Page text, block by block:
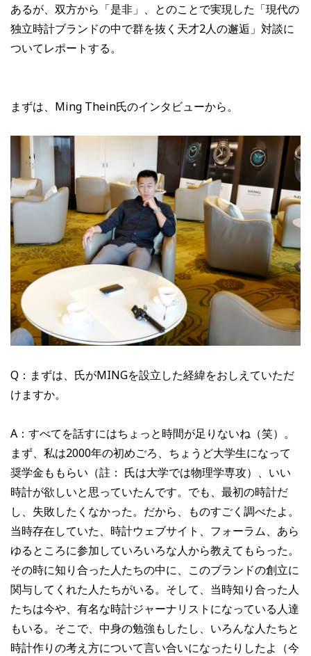
あるが、双方から「是非」、とのことで実現した「現代の
独立時計ブランドの中で群を抜く天才2人の邂逅」対談に
ついてレポートする。
まずは、Ming Thein氏のインタビューから。
Q：まずは、氏がMINGを設立した経緯をおしえていただ
けますか。
A：すべてを話すにはちょっと時間が足りないね（笑）。
まず、私は2000年の初めごろ、ちょうど大学生になって
奨学金ももらい（註： 氏は大学では物理学専攻）、いい
時計が欲しいと思っていたんです。でも、最初の時計だ
し、失敗したくなかった。だから、ものすごく調べたよ。
当時存在していた、時計ウェブサイト、フォーラム、あら
ゆるところに参加していろいろな人から教えてもらった。
その時に知り合った人たちの中に、このブランドの創立に
関与してくれた人たちがいる。そして、当時知り合った人
たちは今や、有名な時計ジャーナリストになっている人達
もいる。そこで、中身の勉強もしたし、いろんな人たちと
時計作りの考え方について言い合いになったりしたよ（今